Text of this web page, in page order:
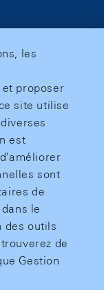
les
proposer
site utilise
est
sont
de
le
des outils
de
Gestion